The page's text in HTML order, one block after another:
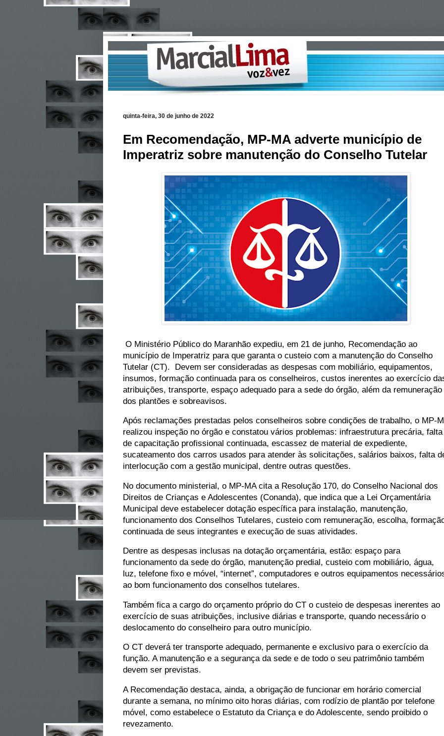
quinta-feira, 30 de junho de 2022
Em Recomendação, MP-MA adverte município de
Imperatriz sobre manutenção do Conselho Tutelar
O Ministério Público do Maranhão expediu, em 21 de junho, Recomendação ao
município de Imperatriz para que garanta o custeio com a manutenção do Conselho
Tutelar (CT). Devem ser consideradas as despesas com mobiliário, equipamentos,
insumos, formação continuada para os conselheiros, custos inerentes ao exercício
atribuições, transporte, espaço adequado para a sede do órgão, além da remuneração
dos plantões e sobreavisos.
Após reclamações prestadas pelos conselheiros sobre condições de trabalho, o MP-
realizou inspeção no órgão e constatou vários problemas: infraestrutura precária, falta
de capacitação profissional continuada, escassez de material de expediente,
sucateamento dos carros usados para atender às solicitações, salários baixos, falta
interlocução com a gestão municipal, dentre outras questões.
No documento ministerial, o MP-MA cita a Resolução 170, do Conselho Nacional dos
Direitos de Crianças e Adolescentes (Conanda), que indica que a Lei Orçamentária
Municipal deve estabelecer dotação específica para instalação, manutenção,
funcionamento dos Conselhos Tutelares, custeio com remuneração, escolha,
continuada de seus integrantes e execução de suas atividades.
Dentre as despesas inclusas na dotação orçamentária, estão: espaço para
funcionamento da sede do órgão, manutenção predial, custeio com mobiliário, água,
luz, telefone fixo e móvel, “internet”, computadores e outros equipamentos
ao bom funcionamento dos conselhos tutelares.
Também fica a cargo do orçamento próprio do CT o custeio de despesas inerentes ao
exercício de suas atribuições, inclusive diárias e transporte, quando necessário o
deslocamento do conselheiro para outro município.
O CT deverá ter transporte adequado, permanente e exclusivo para o exercício da
função. A manutenção e a segurança da sede e de todo o seu patrimônio também
devem ser previstas.
A Recomendação destaca, ainda, a obrigação de funcionar em horário comercial
durante a semana, no mínimo oito horas diárias, com rodízio de plantão por telefone
móvel, como estabelece o Estatuto da Criança e do Adolescente, sendo proibido o
revezamento.